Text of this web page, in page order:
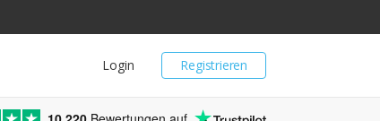
Registrieren
Login